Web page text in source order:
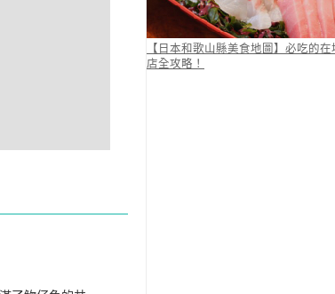
【日本和歌山縣美食地圖】必吃的
店全攻略！